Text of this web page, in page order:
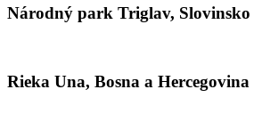
Národný park Triglav, Slovinsko
Rieka Una, Bosna a Hercegovina